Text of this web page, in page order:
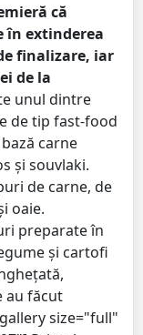
că
în extinderea
finalizare, iar
de la
unul dintre
de tip fast-food
carne
și souvlaki.
de carne, de
oaie.
preparate în
și cartofi
au făcut
size="full"